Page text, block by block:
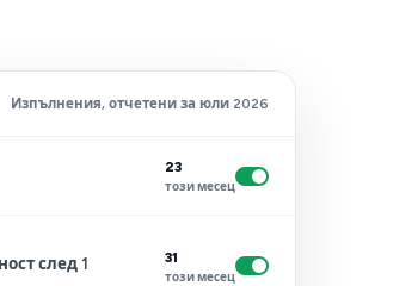
Изпълнения, отчетени за юли 2026
23
този месец
след 1
31
този месец